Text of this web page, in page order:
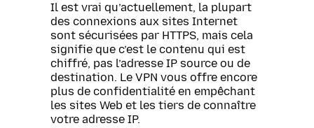
Il est vrai qu’actuellement, la plupart
des connexions aux sites Internet
sont sécurisées par HTTPS, mais cela
signifie que c’est le contenu qui est
chiffré, pas l’adresse IP source ou de
destination. Le VPN vous offre encore
plus de confidentialité en empêchant
les sites Web et les tiers de connaître
votre adresse IP.